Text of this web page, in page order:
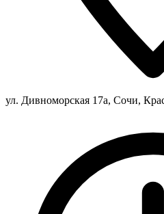
ул. Дивноморская 17а, Сочи,